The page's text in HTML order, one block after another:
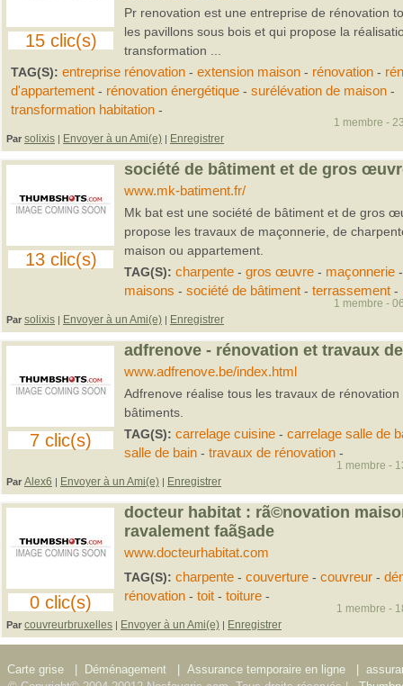
15 clic(s)
Pr renovation est une entreprise de rénovation
les pavillons sous bois et qui propose la
transformation ...
TAG(S): entreprise rénovation - extension maison - rénovation -
d'appartement - rénovation énergétique - surélévation de maison -
transformation habitation -
Par solixis | Envoyer à un Ami(e) | Enregistrer
1 membre -
13 clic(s)
société de bâtiment et de gros
www.mk-batiment.fr/
Mk bat est une société de bâtiment et de gros
propose les travaux de maçonnerie, de
maison ou appartement.
TAG(S): charpente- gros œuvre- maçonnerie
maisons - société de bâtiment- terrassement-
Par solixis | Envoyer à un Ami(e) | Enregistrer
1 membre -
7 clic(s)
adfrenove - rénovation et travaux
www.adfrenove.be/index.html
Adfrenove réalise tous les travaux de
bâtiments.
TAG(S): carrelage cuisine- carrelage salle de
salle de bain- travaux de rénovation-
Par Alex6 | Envoyer à un Ami(e) | Enregistrer
1 membre -
0 clic(s)
docteur habitat : rã©novation
ravalement faã§ade
www.docteurhabitat.com
TAG(S): charpente- couverture- couvreur-
rénovation- toit- toiture-
Par couvreurbruxelles | Envoyer à un Ami(e) | Enregistrer
1 membre -
Carte grise Déménagement Assurance temporaire en ligne